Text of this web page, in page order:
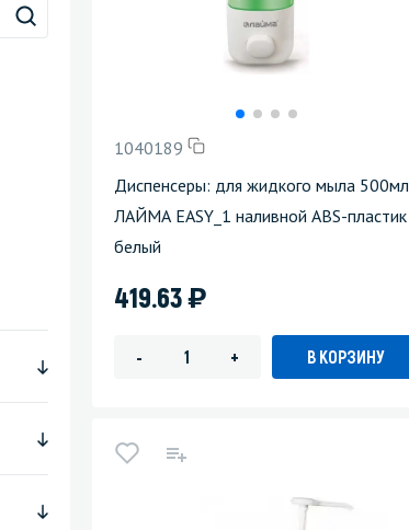
Стекла и зеркала
1040189
Диспенсеры: для жидкого мыла 500мл
ЛАЙМА EASY_1 наливной ABS-пластик
белый
419.63)
- + В КОРЗИНУ